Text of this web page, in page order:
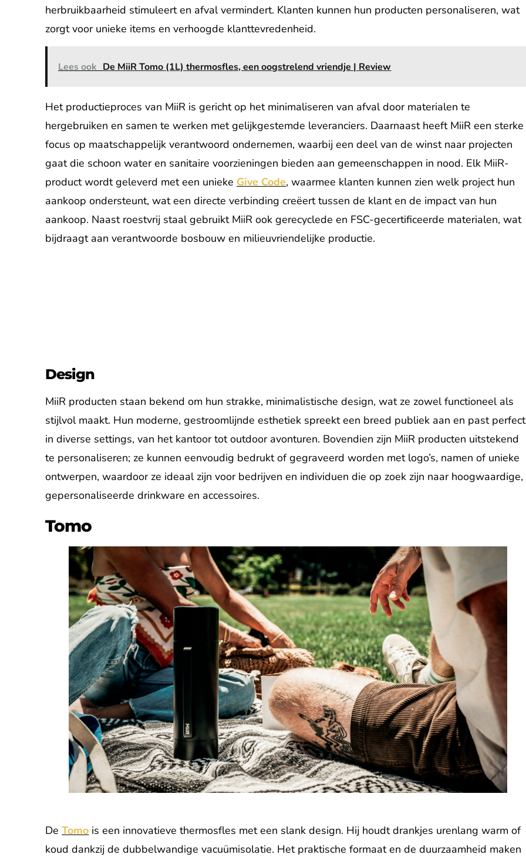
herbruikbaarheid stimuleert en afval vermindert. Klanten kunnen hun producten personaliseren, wat
zorgt voor unieke items en verhoogde klanttevredenheid.
Lees ook De MiiR Tomo (1L) thermosfles, een oogstrelend vriendje | Review
Het productieproces van MiiR is gericht op het minimaliseren van afval door materialen te
hergebruiken en samen te werken met gelijkgestemde leveranciers. Daarnaast heeft MiiR een sterke
focus op maatschappelijk verantwoord ondernemen, waarbij een deel van de winst naar projecten
gaat die schoon water en sanitaire voorzieningen bieden aan gemeenschappen in nood. Elk MiiR-
product wordt geleverd met een unieke Give Code, waarmee klanten kunnen zien welk project hun
aankoop ondersteunt, wat een directe verbinding creëert tussen de klant en de impact van hun
aankoop. Naast roestvrij staal gebruikt MiiR ook gerecyclede en FSC-gecertificeerde materialen, wat
bijdraagt aan verantwoorde bosbouw en milieuvriendelijke productie.
Design
MiiR producten staan bekend om hun strakke, minimalistische design, wat ze zowel functioneel als
stijlvol maakt. Hun moderne, gestroomlijnde esthetiek spreekt een breed publiek aan en past perfect
in diverse settings, van het kantoor tot outdoor avonturen. Bovendien zijn MiiR producten uitstekend
te personaliseren; ze kunnen eenvoudig bedrukt of gegraveerd worden met logo’s, namen of unieke
ontwerpen, waardoor ze ideaal zijn voor bedrijven en individuen die op zoek zijn naar hoogwaardige,
gepersonaliseerde drinkware en accessoires.
Tomo
DeTomo is een innovatieve thermosfles met een slank design. Hij houdt drankjes urenlang warm of
koud dankzij de dubbelwandige vacuümisolatie. Het praktische formaat en de duurzaamheid maken